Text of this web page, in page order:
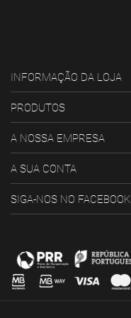
INFORMAÇÃO DA LOJA
PRODUTOS
A NOSSA EMPRESA
A SUA CONTA
SIGA-NOS NO FACEBOOK